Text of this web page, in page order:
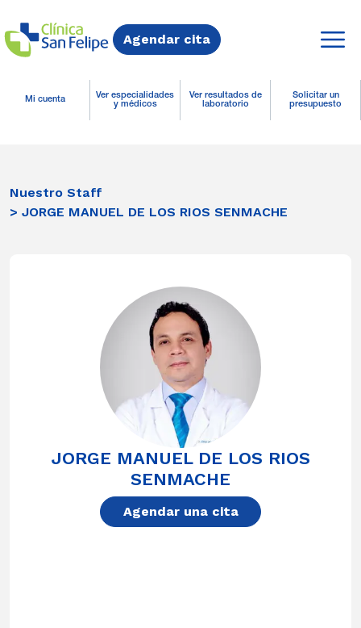
Agendar cita
Mi cuenta
Ver especialidades
y médicos
Ver resultados de
laboratorio
Solicitar un
presupuesto
Nuestro Staff
> JORGE MANUEL DE LOS RIOS SENMACHE
JORGE MANUEL DE LOS RIOS
SENMACHE
Agendar una cita